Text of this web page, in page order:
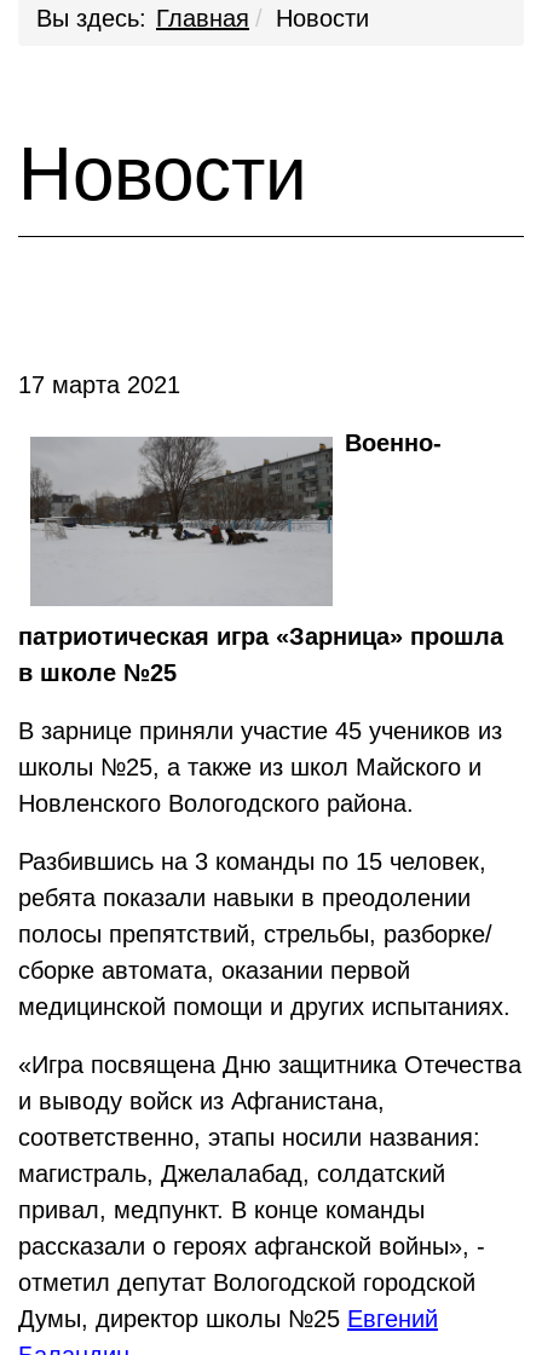
Вы здесь: Главная Новости
Новости
17 марта 2021
Военно-
патриотическая игра «Зарница» прошла
в школе №25
В зарнице приняли участие 45 учеников из
школы №25, а также из школ Майского и
Новленского Вологодского района.
Разбившись на 3 команды по 15 человек,
ребята показали навыки в преодолении
полосы препятствий, стрельбы, разборке/
сборке автомата, оказании первой
медицинской помощи и других испытаниях.
«Игра посвящена Дню защитника Отечества
и выводу войск из Афганистана,
соответственно, этапы носили названия:
магистраль, Джелалабад, солдатский
привал, медпункт. В конце команды
рассказали о героях афганской войны», -
отметил депутат Вологодской городской
Думы, директор школы №25 Евгений